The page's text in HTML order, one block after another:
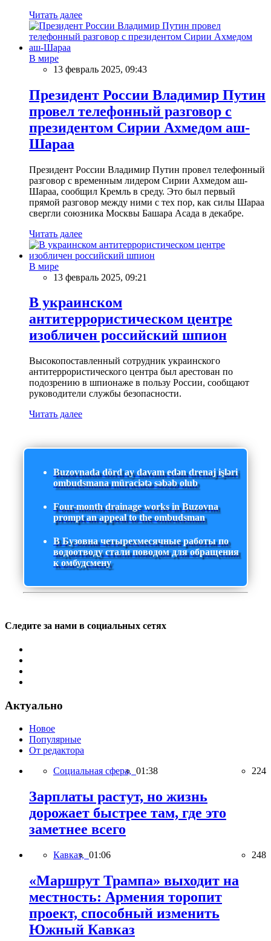
Читать далее
В мире
13 февраль 2025, 09:43
Президент России Владимир Путин
провел телефонный разговор с
президентом Сирии Ахмедом аш-
Шараа
Президент России Владимир Путин провел телефонный
разговор с временным лидером Сирии Ахмедом аш-
Шараа, сообщил Кремль в среду. Это был первый
прямой разговор между ними с тех пор, как силы Шараа
свергли союзника Москвы Башара Асада в декабре.
Читать далее
В мире
13 февраль 2025, 09:21
В украинском
антитеррористическом центре
изобличен российский шпион
Высокопоставленный сотрудник украинского
антитеррористического центра был арестован по
подозрению в шпионаже в пользу России, сообщают
руководители службы безопасности.
Читать далее
Buzovnada dörd ay davam edən drenaj işləri
ombudsmana müraciətə səbəb olub
Four-month drainage works in Buzovna
prompt an appeal to the ombudsman
В Бузовна четырехмесячные работы по
водоотводу стали поводом для обращения
к омбудсмену
Следите за нами в социальных сетях
Актуально
Новое
Популярные
От редактора
Социальная сфера, 01:38 224
Зарплаты растут, но жизнь
дорожает быстрее там, где это
заметнее всего
Кавказ, 01:06 248
«Маршрут Трампа» выходит на
местность: Армения торопит
проект, способный изменить
Южный Кавказ